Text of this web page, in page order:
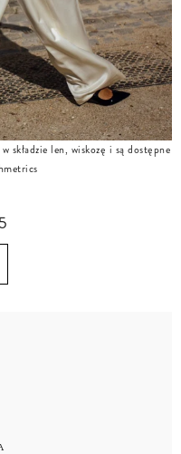
składzie len, wiskozę i są dostępne